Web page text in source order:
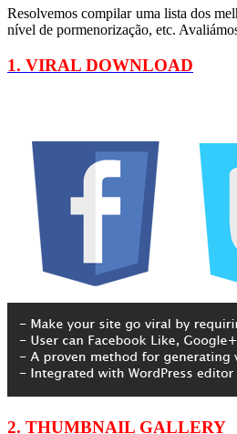
Resolvemos compilar uma lista dos
nível de pormenorização, etc.
1. VIRAL DOWNLOAD
2. THUMBNAIL GALLERY